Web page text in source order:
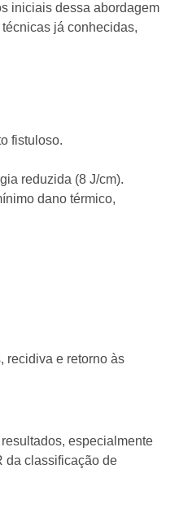
iniciais dessa abordagem
já conhecidas,
fistuloso.
reduzida (8 J/cm).
dano térmico,
recidiva e retorno às
especialmente
da classificação de